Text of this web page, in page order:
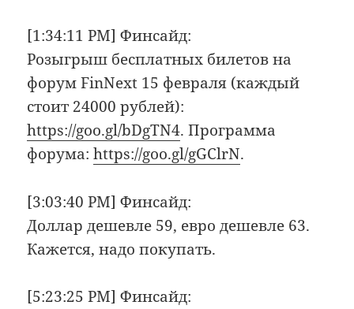
[1:34:11 PM] Финсайд:
Розыгрыш бесплатных билетов на
форум FinNext 15 февраля (каждый
стоит 24000 рублей):
https://goo.gl/bDgTN4. Программа
форума:https://goo.gl/gGClrN.
[3:03:40 PM] Финсайд:
Доллар дешевле 59, евро дешевле 63.
Кажется, надо покупать.
[5:23:25 PM] Финсайд: